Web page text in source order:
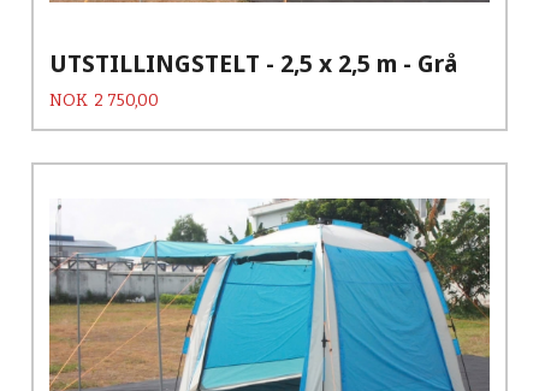
UTSTILLINGSTELT - 2,5 x 2,5 m - Grå
Pris
NOK 2 750,00